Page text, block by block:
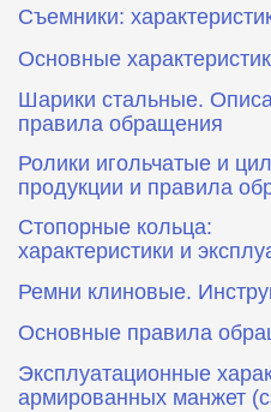
Съемники:
Основные
Шарики стальные.
правила обращения
Ролики игольчатые и
продукции и правила
Стопорные кольца:
характеристики и
Ремни клиновые.
Основные правила
Эксплуатационные
армированных манжет